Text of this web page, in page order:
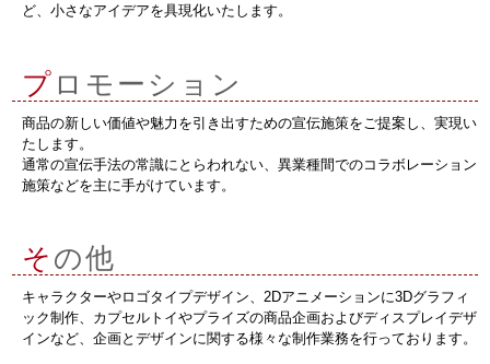
ど、小さなアイデアを具現化いたします。
プ ロモーション
商品の新しい価値や魅力を引き出すための宣伝施策をご提案し、実現い
たします。
通常の宣伝手法の常識にとらわれない、異業種間でのコラボレーション
施策などを主に手がけています。
そ の他
キャラクターやロゴタイプデザイン、2Dアニメーションに3Dグラフィ
ック制作、カプセルトイやプライズの商品企画およびディスプレイデザ
インなど、企画とデザインに関する様々な制作業務を行っております。